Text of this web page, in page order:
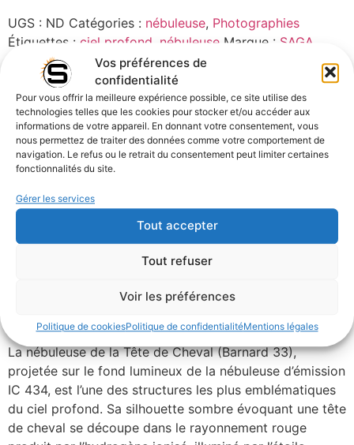
Vos préférences de
confidentialité
Pour vous offrir la meilleure expérience possible, ce site utilise des
technologies telles que les cookies pour stocker et/ou accéder aux
informations de votre appareil. En donnant votre consentement, vous
nous permettez de traiter des données comme votre comportement de
navigation. Le refus ou le retrait du consentement peut limiter certaines
fonctionnalités du site.
Gérer les services
Tout accepter
Tout refuser
Voir les préférences
Politique de cookiesPolitique de confidentialitéMentions légales
UGS : ND Catégories : nébuleuse, Photographies
Étiquettes : ciel profond nébuleuse Marque : SAGA
Visuel Concept
Description Informations complémentaires
Avis (0)
Description
Nébuleuse de la Tête de Cheval – IC 434 & NGC 2023
: Identifiée en 1888 par l’astronome
Williamina Fleming
La nébuleuse de la Tête de Cheval (Barnard 33),
projetée sur le fond lumineux de la nébuleuse d’émission
IC 434, est l’une des structures les plus emblématiques
du ciel profond. Sa silhouette sombre évoquant une tête
de cheval se découpe dans le rayonnement rouge